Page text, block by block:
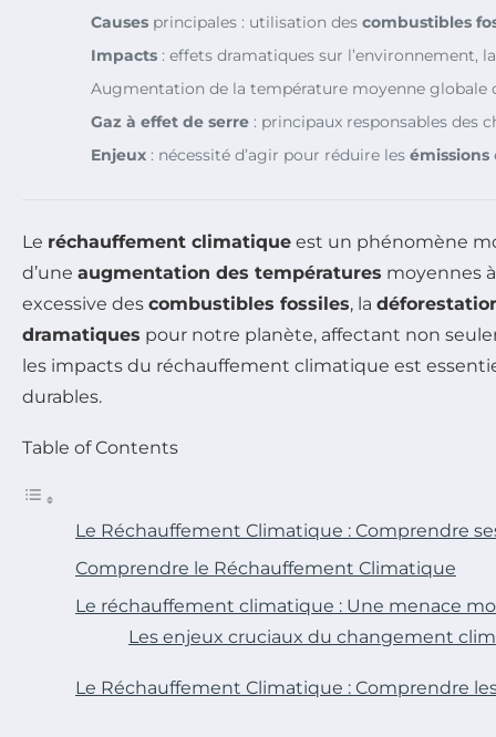
Causes principales : utilisation des combustibles
Impacts : effets dramatiques sur l’environnement,
Augmentation de la température moyenne globale
Gaz à effet de serre : principaux responsables des
Enjeux : nécessité d’agir pour réduire les émissions
Le réchauffement climatique est un phénomène
d’une augmentation des températures moyennes
excessive des combustibles fossiles, la
dramatiques pour notre planète, affectant non
les impacts du réchauffement climatique est
durables.
Table of Contents
Le Réchauffement Climatique : Comprendre
Comprendre le Réchauffement Climatique
Le réchauffement climatique : Une menace
Les enjeux cruciaux du changement
Le Réchauffement Climatique : Comprendre